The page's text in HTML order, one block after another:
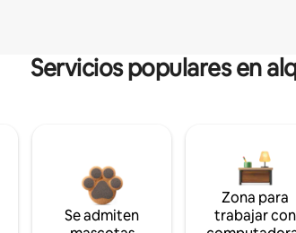
Servicios populares en
Se admiten
Zona para
trabajar con